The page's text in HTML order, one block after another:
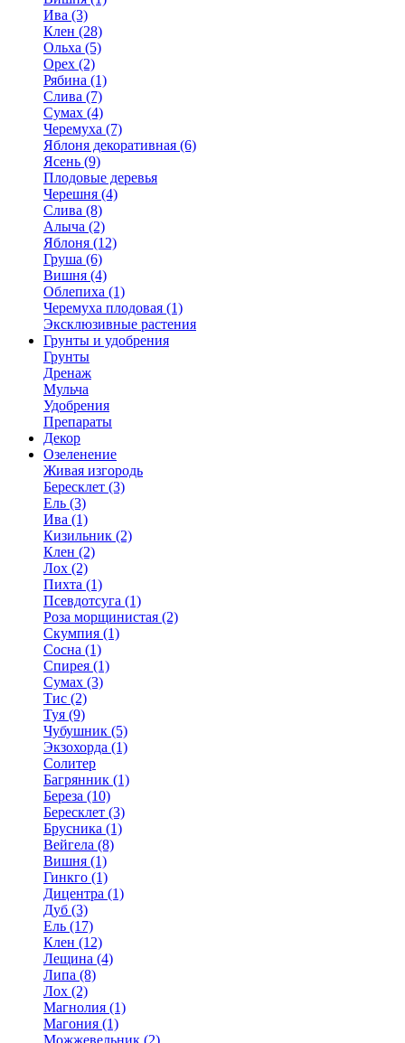
Ива (3)
Клен (28)
Ольха (5)
Орех (2)
Рябина (1)
Слива (7)
Сумах (4)
Черемуха (7)
Яблоня декоративная (6)
Ясень (9)
Плодовые деревья
Черешня (4)
Слива (8)
Алыча (2)
Яблоня (12)
Груша (6)
Вишня (4)
Облепиха (1)
Черемуха плодовая (1)
Эксклюзивные растения
Грунты и удобрения
Грунты
Дренаж
Мульча
Удобрения
Препараты
Декор
Озеленение
Живая изгородь
Бересклет (3)
Ель (3)
Ива (1)
Кизильник (2)
Клен (2)
Лох (2)
Пихта (1)
Псевдотсуга (1)
Роза морщинистая (2)
Скумпия (1)
Сосна (1)
Спирея (1)
Сумах (3)
Тис (2)
Туя (9)
Чубушник (5)
Экзохорда (1)
Солитер
Багрянник (1)
Береза (10)
Бересклет (3)
Брусника (1)
Вейгела (8)
Вишня (1)
Гинкго (1)
Дицентра (1)
Дуб (3)
Ель (17)
Клен (12)
Лещина (4)
Липа (8)
Лох (2)
Магнолия (1)
Магония (1)
Можжевельник (2)